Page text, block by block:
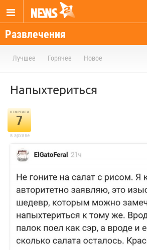
Развлечения
Лучшее Горячее Новое
Напыхтериться
отметили
7
в архиве